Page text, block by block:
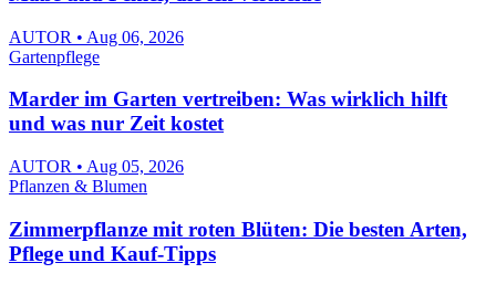
AUTOR • Aug 06, 2026
Gartenpflege
Marder im Garten vertreiben: Was wirklich hilft
und was nur Zeit kostet
AUTOR • Aug 05, 2026
Pflanzen & Blumen
Zimmerpflanze mit roten Blüten: Die besten Arten,
Pflege und Kauf-Tipps